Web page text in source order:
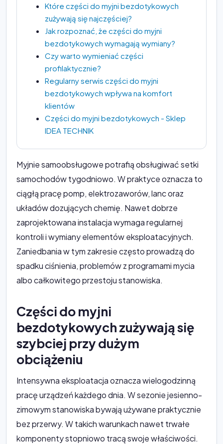
Które części do myjni bezdotykowych
zużywają się najczęściej?
Jak rozpoznać, że części do myjni
bezdotykowych wymagają wymiany?
Czy warto wymieniać części
profilaktycznie?
Regularny serwis części do myjni
bezdotykowych wpływa na komfort
klientów
Części do myjni bezdotykowych - Sklep
IDEA TECHNIK
Myjnie samoobsługowe potrafią obsługiwać setki
samochodów tygodniowo. W praktyce oznacza to
ciągłą pracę pomp, elektrozaworów, lanc oraz
układów dozujących chemię. Nawet dobrze
zaprojektowana instalacja wymaga regularnej
kontroli i wymiany elementów eksploatacyjnych.
Zaniedbania w tym zakresie często prowadzą do
spadku ciśnienia, problemów z programami mycia
albo całkowitego przestoju stanowiska.
Części do myjni
bezdotykowych zużywają się
szybciej przy dużym
obciążeniu
Intensywna eksploatacja oznacza wielogodzinną
pracę urządzeń każdego dnia. W sezonie jesienno-
zimowym stanowiska bywają używane praktycznie
bez przerwy. W takich warunkach nawet trwałe
komponenty stopniowo tracą swoje właściwości.